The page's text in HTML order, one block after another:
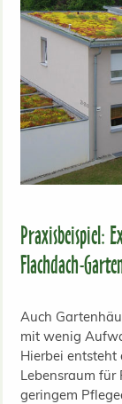
Praxisbeispiel:
Flachdach-
Auch
mit wenig
Hierbei
Lebensraum für
geringem